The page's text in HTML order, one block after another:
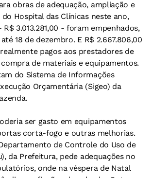
obras de adequação, ampliação e
Hospital das Clínicas neste ano,
R$ 3.013.281,00 - foram empenhados,
até 18 de dezembro. E R$ 2.667.806,00
pagos aos prestadores de
de materiais e equipamentos.
do Sistema de Informações
Orçamentária (Sigeo) da
ser gasto em equipamentos
corta-fogo e outras melhorias.
de Controle do Uso de
da Prefeitura, pede adequações no
onde na véspera de Natal